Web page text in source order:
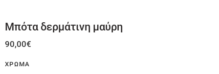
Μπότα δερμάτινη μαύρη
90,00€
ΧΡΏΜΑ